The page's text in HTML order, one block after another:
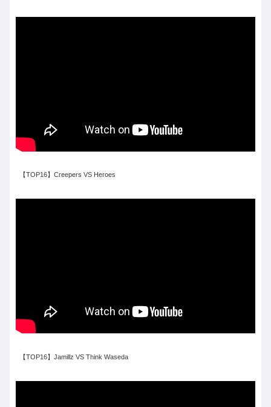
【TOP16】Creepers VS Heroes
【TOP16】Jamillz VS Think Waseda